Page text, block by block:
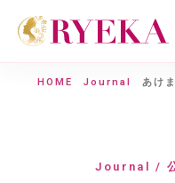
HOME Journal あけ
Journal / 公